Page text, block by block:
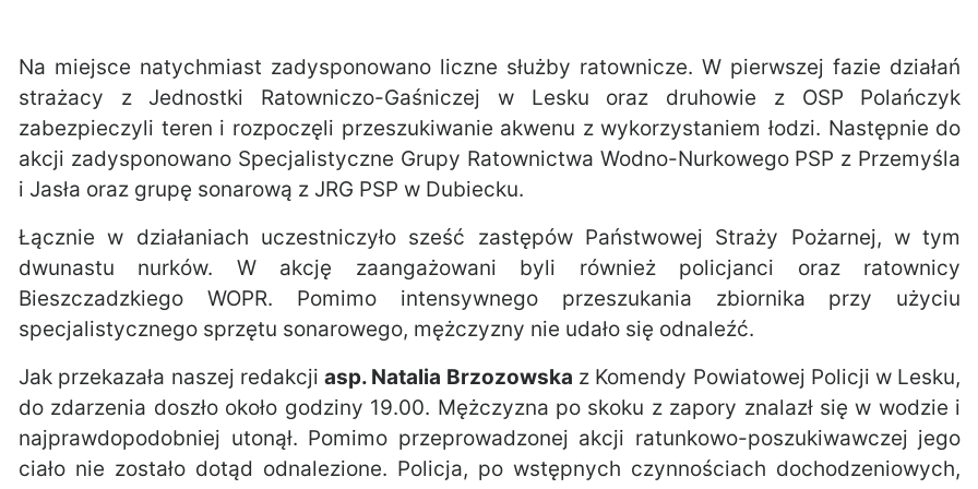
Na miejsce natychmiast zadysponowano liczne służby ratownicze. W pierwszej fazie działań
strażacy z Jednostki Ratowniczo-Gaśniczej w Lesku oraz druhowie z OSP Polańczyk
zabezpieczyli teren i rozpoczęli przeszukiwanie akwenu z wykorzystaniem łodzi. Następnie do
akcji zadysponowano Specjalistyczne Grupy Ratownictwa Wodno-Nurkowego PSP z Przemyśla
i Jasła oraz grupę sonarową z JRG PSP w Dubiecku.
Łącznie w działaniach uczestniczyło sześć zastępów Państwowej Straży Pożarnej, w tym
dwunastu nurków. W akcję zaangażowani byli również policjanci oraz ratownicy
Bieszczadzkiego WOPR. Pomimo intensywnego przeszukania zbiornika przy użyciu
specjalistycznego sprzętu sonarowego, mężczyzny nie udało się odnaleźć.
Jak przekazała naszej redakcjiasp. Natalia Brzozowska z Komendy Powiatowej Policji w Lesku,
do zdarzenia doszło około godziny 19.00. Mężczyzna po skoku z zapory znalazł się w wodzie i
najprawdopodobniej utonął. Pomimo przeprowadzonej akcji ratunkowo-poszukiwawczej jego
ciało nie zostało dotąd odnalezione. Policja, po wstępnych czynnościach dochodzeniowych,